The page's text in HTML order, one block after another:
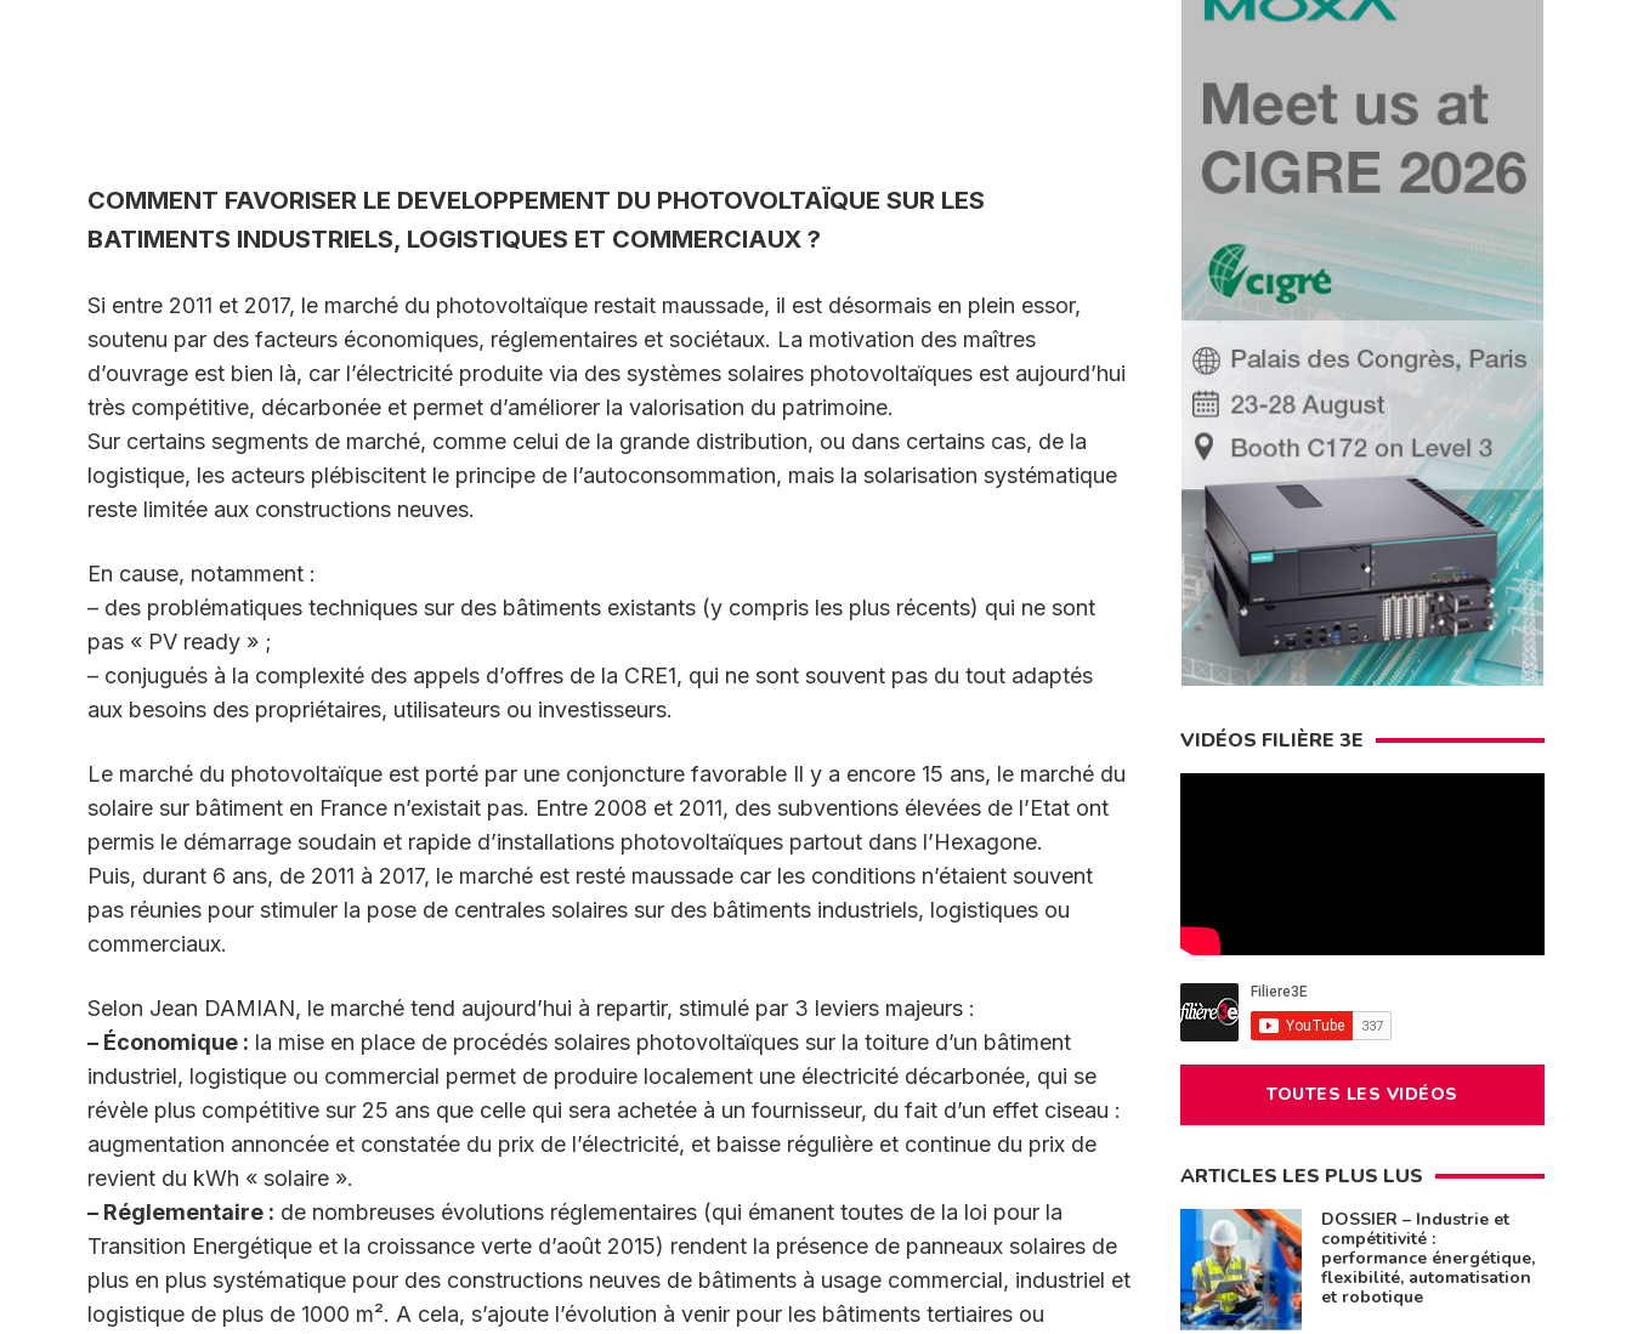
COMMENT FAVORISER LE DEVELOPPEMENT DU PHOTOVOLTAÏQUE SUR LES
BATIMENTS INDUSTRIELS, LOGISTIQUES ET COMMERCIAUX ?
Si entre 2011 et 2017, le marché du photovoltaïque restait maussade, il est désormais en plein essor,
soutenu par des facteurs économiques, réglementaires et sociétaux. La motivation des maîtres
d’ouvrage est bien là, car l’électricité produite via des systèmes solaires photovoltaïques est aujourd’hui
très compétitive, décarbonée et permet d’améliorer la valorisation du patrimoine.
Sur certains segments de marché, comme celui de la grande distribution, ou dans certains cas, de la
logistique, les acteurs plébiscitent le principe de l’autoconsommation, mais la solarisation systématique
reste limitée aux constructions neuves.
En cause, notamment :
– des problématiques techniques sur des bâtiments existants (y compris les plus récents) qui ne sont
pas « PV ready » ;
– conjugués à la complexité des appels d’offres de la CRE1, qui ne sont souvent pas du tout adaptés
aux besoins des propriétaires, utilisateurs ou investisseurs.
Le marché du photovoltaïque est porté par une conjoncture favorable Il y a encore 15 ans, le marché du
solaire sur bâtiment en France n’existait pas. Entre 2008 et 2011, des subventions élevées de l’Etat ont
permis le démarrage soudain et rapide d’installations photovoltaïques partout dans l’Hexagone.
Puis, durant 6 ans, de 2011 à 2017, le marché est resté maussade car les conditions n’étaient souvent
pas réunies pour stimuler la pose de centrales solaires sur des bâtiments industriels, logistiques ou
commerciaux.
Selon Jean DAMIAN, le marché tend aujourd’hui à repartir, stimulé par 3 leviers majeurs :
– Économique : la mise en place de procédés solaires photovoltaïques sur la toiture d’un bâtiment
industriel, logistique ou commercial permet de produire localement une électricité décarbonée, qui se
révèle plus compétitive sur 25 ans que celle qui sera achetée à un fournisseur, du fait d’un effet ciseau :
augmentation annoncée et constatée du prix de l’électricité, et baisse régulière et continue du prix de
revient du kWh « solaire ».
– Réglementaire : de nombreuses évolutions réglementaires (qui émanent toutes de la loi pour la
Transition Energétique et la croissance verte d’août 2015) rendent la présence de panneaux solaires de
plus en plus systématique pour des constructions neuves de bâtiments à usage commercial, industriel et
logistique de plus de 1000 m². A cela, s’ajoute l’évolution à venir pour les bâtiments tertiaires ou
VIDÉOS FILIÈRE 3E
TOUTES LES VIDÉOS
ARTICLES LES PLUS LUS
DOSSIER – Industrie et
compétitivité :
performance énergétique,
flexibilité, automatisation
et robotique